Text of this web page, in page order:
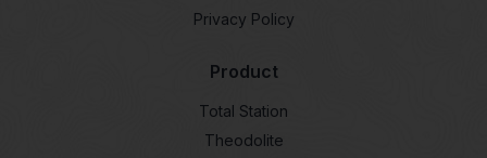
Privacy Policy
Product
Total Station
Theodolite